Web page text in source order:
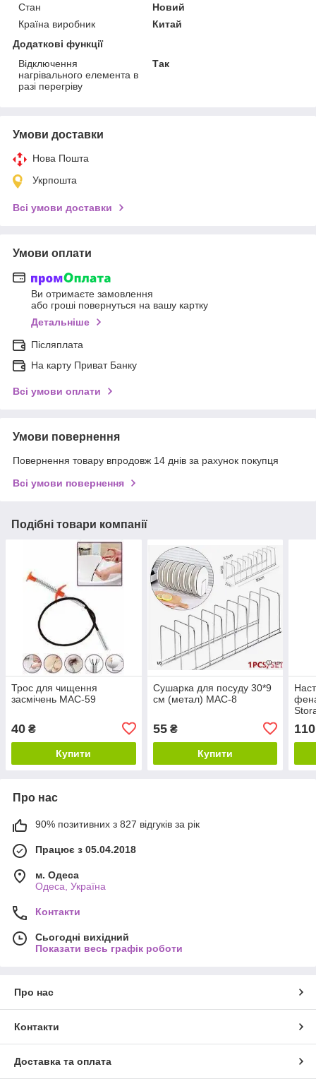
Стан
Новий
Країна виробник
Китай
Додаткові функції
Відключення
нагрівального елемента в
разі перегріву
Так
Умови доставки
Нова Пошта
Укрпошта
Всі умови доставки
Умови оплати
Ви отримаєте замовлення
або гроші повернуться на вашу картку
Детальніше
Післяплата
На карту Приват Банку
Всі умови оплати
Умови повернення
Повернення товару впродовж 14 днів за рахунок покупця
Всі умови повернення
Подібні товари компанії
Трос для чищення
засмічень MAC-59
40 ₴
Купити
Сушарка для посуду 30*9
см (метал) MAC-8
55₴
Купити
110
Про нас
90% позитивних з 827 відгуків за рік
Працює з 05.04.2018
м. Одеса
Одеса, Україна
Контакти
Сьогодні вихідний
Показати весь графік роботи
Про нас
Контакти
Доставка та оплата